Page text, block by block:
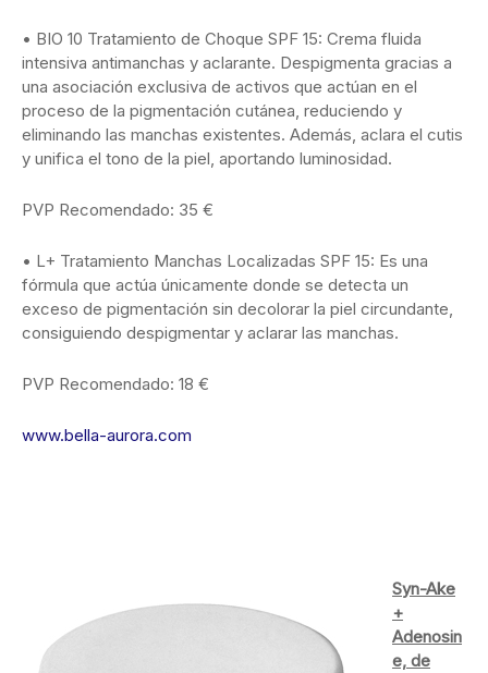
• BIO 10 Tratamiento de Choque SPF 15: Crema fluida
intensiva antimanchas y aclarante. Despigmenta gracias a
una asociación exclusiva de activos que actúan en el
proceso de la pigmentación cutánea, reduciendo y
eliminando las manchas existentes. Además, aclara el cutis
y unifica el tono de la piel, aportando luminosidad.
PVP Recomendado: 35 €
• L+ Tratamiento Manchas Localizadas SPF 15: Es una
fórmula que actúa únicamente donde se detecta un
exceso de pigmentación sin decolorar la piel circundante,
consiguiendo despigmentar y aclarar las manchas.
PVP Recomendado: 18 €
www.bella-aurora.com
Syn-Ake
+
Adenosin
e, de